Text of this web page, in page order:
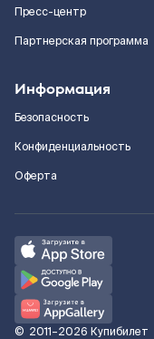
Пресс-центр
Партнерская программа
Информация
Безопасность
Конфиденциальность
Оферта
© 2011–2026 Купибилет